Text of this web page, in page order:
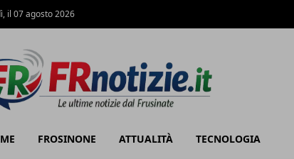
il 07 agosto 2026
FROSINONE ATTUALITÀ TECNOLOGIA